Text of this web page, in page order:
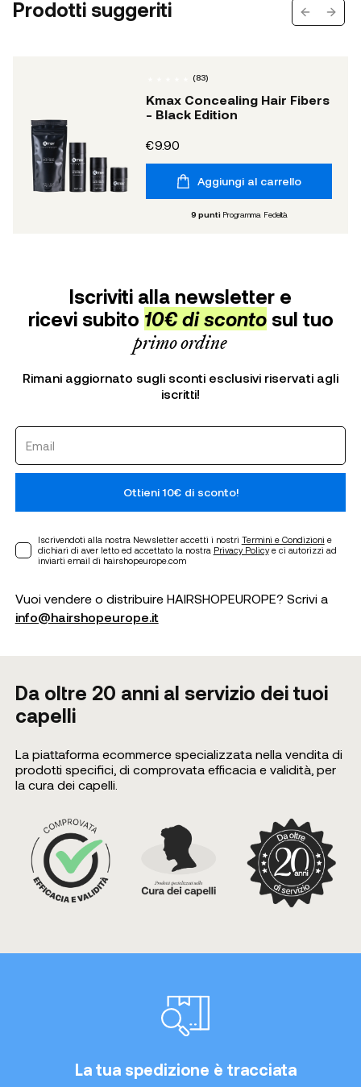
Prodotti suggeriti Previous
Next
(83)
Kmax Concealing Hair Fibers
- Black Edition
€9.90
Aggiungi al carrello
9 punti Programma Fedeltà
Iscriviti alla newsletter e
ricevi subito 10€ di scontosul tuo
primo ordine
Rimani aggiornato sugli sconti esclusivi riservati agli
iscritti!
Ottieni 10€ di sconto!
Iscrivendoti alla nostra Newsletter accetti i nostri Termini e Condizioni e
dichiari di aver letto ed accettato la nostra Privacy Policye ci autorizzi ad
inviarti email di hairshopeurope.com
Vuoi vendere o distribuire HAIRSHOPEUROPE? Scrivi a
info@hairshopeurope.it
Da oltre 20 anni al servizio dei tuoi
capelli
La piattaforma ecommerce specializzata nella vendita di
prodotti specifici, di comprovata efficacia e validità, per
la cura dei capelli.
La tua spedizione è tracciata